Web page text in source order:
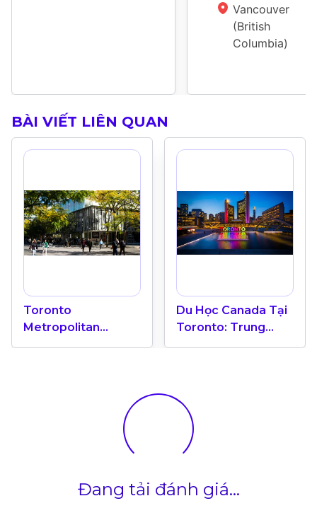
Vancouver
(British
Columbia)
BÀI VIẾT LIÊN QUAN
Toronto
Metropolitan
Du Học Canada Tại
Toronto: Trung
Đang tải đánh giá...